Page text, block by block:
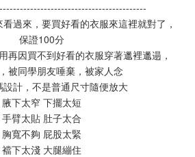
過來，要買好看的衣服來這裡就對了，
保證100分
再因買不到好看的衣服穿著邋裡邋遢，
被同學朋友唾棄，被家人念
設計，不是普通尺寸隨便放大
腋下太窄 下擺太短
手臂太貼 肚子太合
胸寬不夠 屁股太緊
襠下太淺 大腿繃住